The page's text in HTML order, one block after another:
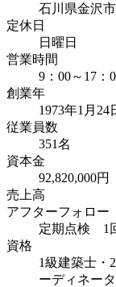
石川県金沢
定休日
日曜日
営業時間
9：00～17：
創業年
1973年1月24
従業員数
351名
資本金
92,820,000円
売上高
アフターフォロー
定期点検 1
資格
1級建築士・
ーディネー